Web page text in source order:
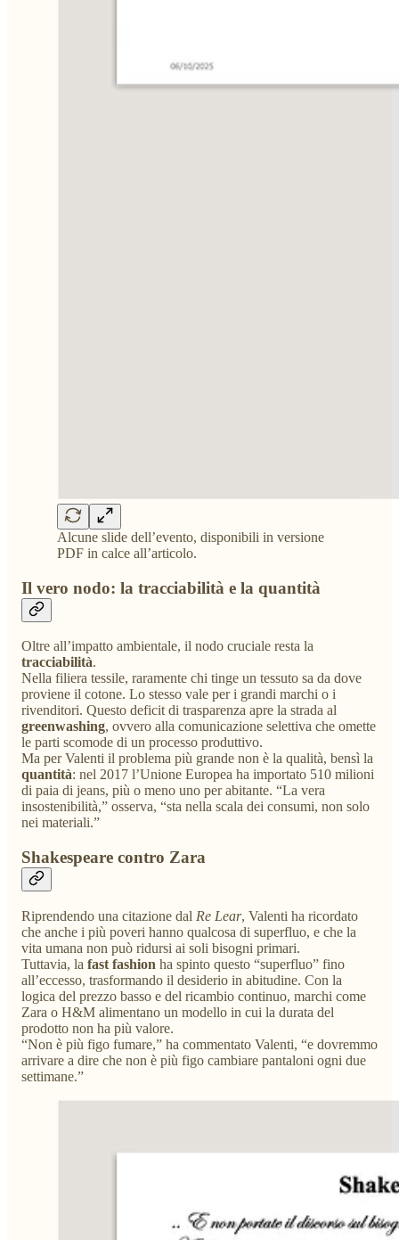
Alcune slide dell’evento, disponibili in versione
PDF in calce all’articolo.
Il vero nodo: la tracciabilità e la quantità
Oltre all’impatto ambientale, il nodo cruciale resta la
tracciabilità.
Nella filiera tessile, raramente chi tinge un tessuto sa da dove
proviene il cotone. Lo stesso vale per i grandi marchi o i
rivenditori. Questo deficit di trasparenza apre la strada al
greenwashing, ovvero alla comunicazione selettiva che omette
le parti scomode di un processo produttivo.
Ma per Valenti il problema più grande non è la qualità, bensì la
quantità: nel 2017 l’Unione Europea ha importato 510 milioni
di paia di jeans, più o meno uno per abitante. “La vera
insostenibilità,” osserva, “sta nella scala dei consumi, non solo
nei materiali.”
Shakespeare contro Zara
Riprendendo una citazione dal Re Lear, Valenti ha ricordato
che anche i più poveri hanno qualcosa di superfluo, e che la
vita umana non può ridursi ai soli bisogni primari.
Tuttavia, la fast fashion ha spinto questo “superfluo” fino
all’eccesso, trasformando il desiderio in abitudine. Con la
logica del prezzo basso e del ricambio continuo, marchi come
Zara o H&M alimentano un modello in cui la durata del
prodotto non ha più valore.
“Non è più figo fumare,” ha commentato Valenti, “e dovremmo
arrivare a dire che non è più figo cambiare pantaloni ogni due
settimane.”